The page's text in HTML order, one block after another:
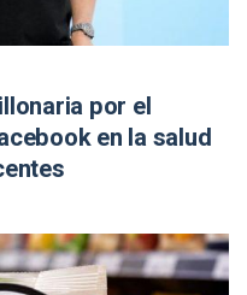
por el
en la salud